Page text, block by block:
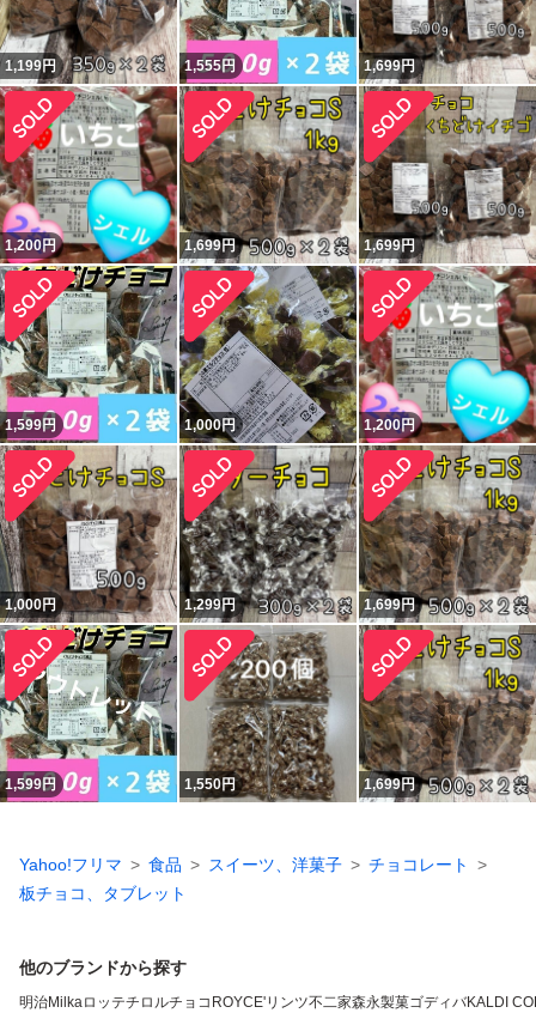
1,199円 1,555円 1,699円
1,200円 1,699円 1,699円
1,599円 1,000円 1,200円
1,000円 1,299円 1,699円
1,599円 1,550円 1,699円
Yahoo!フリマ 食品 スイーツ、洋菓子
チョコレート
板チョコ、タブレット
他のブランドから探す
明治Milkaロッテチロルチョコ ROYCE'リンツ不二家森永製菓ゴディバKALDI